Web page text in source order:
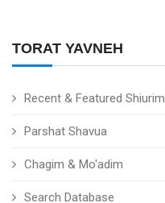
TORAT YAVNEH
Recent & Featured Shiurim
Parshat Shavua
Chagim & Mo'adim
Search Database